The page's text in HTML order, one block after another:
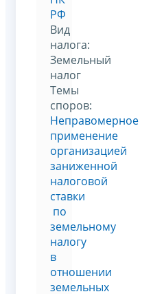
РФ
Вид
налога:
Земельный
налог
Темы
споров:
Неправомерное
применение
организацией
заниженной
налоговой
ставки
по
земельному
налогу
в
отношении
земельных